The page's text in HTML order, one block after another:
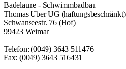
Badelaune - Schwimmbadbau
Thomas Uber UG (haftungsbeschränkt)
Schwanseestr. 76 (Hof)
99423 Weimar
Telefon: (0049) 3643 511476
Fax: (0049) 3643 516431